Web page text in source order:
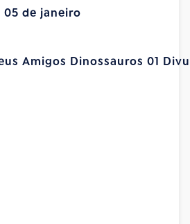
05 de janeiro